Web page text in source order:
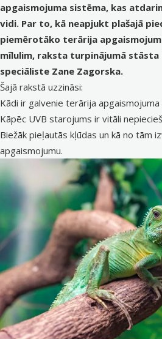
apgaismojuma sistēma, kas
vidi. Par to, kā neapjukt plašajā
piemērotāko terārija
mīlulim, raksta turpinājumā stāsta
speciāliste Zane Zagorska.
Šajā rakstā uzzināsi:
Kādi ir galvenie terārija
Kāpēc UVB starojums ir vitāli
Biežāk pieļautās kļūdas un kā no tām
apgaismojumu.